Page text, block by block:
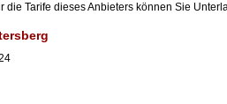
die Tarife dieses Anbieters können Sie